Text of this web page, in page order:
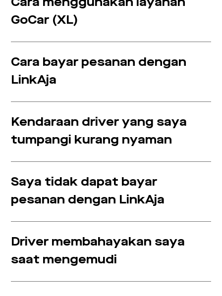
Cara menggunakan layanan
GoCar (XL)
Cara bayar pesanan dengan
LinkAja
Kendaraan driver yang saya
tumpangi kurang nyaman
Saya tidak dapat bayar
pesanan dengan LinkAja
Driver membahayakan saya
saat mengemudi